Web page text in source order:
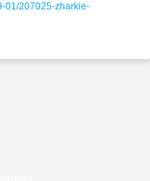
01/207025-zharkie-